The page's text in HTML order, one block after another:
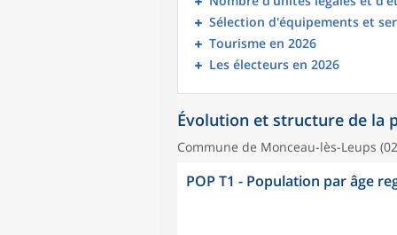
Sélection d'équipements et
Tourisme en 2026
Les électeurs en 2026
Évolution et structure de la
Commune de Monceau-lès-Leups
POP T1 - Population par âge